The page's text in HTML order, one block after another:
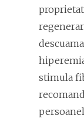
stimula